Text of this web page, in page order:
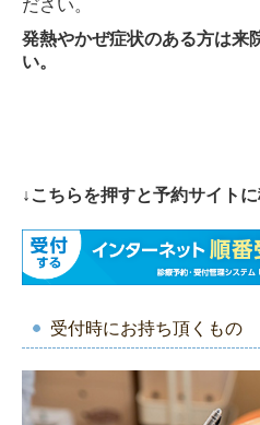
ださい。
発熱やかぜ症状のある方は来
い。
↓こちらを押すと予約サイト
受付時にお持ち頂くもの